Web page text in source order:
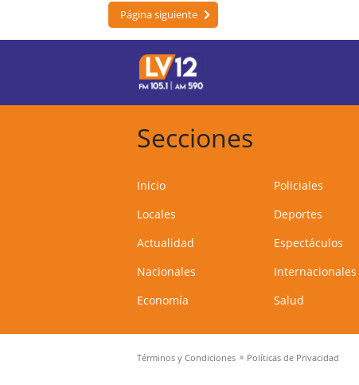
Página siguiente
Secciones
Inicio
Locales
Actualidad
Nacionales
Economía
Policiales
Deportes
Espectáculos
Internacionales
Salud
Términos y Condiciones Políticas de Privacidad